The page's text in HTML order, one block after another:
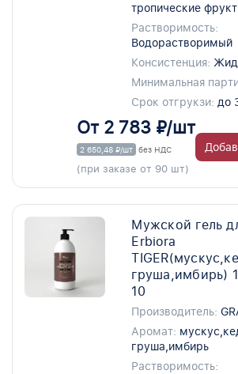
тропические
Растворимость:
Водорастворимый
Консистенция:
Минимальная
Срок отгрукзи: до
От 2 783 ₽/шт
2 650,48 ₽/шт без НДС
(при заказе от 90 шт)
Мужской гель
Erbiora
груша,имбирь)
10
Производитель:
Аромат:
груша,имбирь
Растворимость: